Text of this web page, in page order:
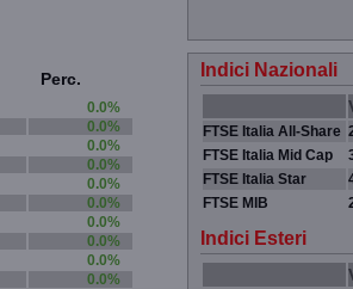
Perc.
0.0%
0.0%
0.0%
0.0%
0.0%
0.0%
0.0%
0.0%
0.0%
0.0%
Indici Nazionali
FTSE Italia All-Share
FTSE Italia Mid Cap
FTSE Italia Star
FTSE MIB
Indici Esteri